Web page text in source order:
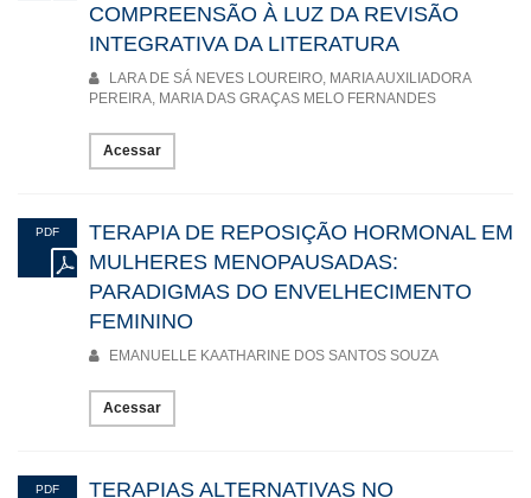
COMPREENSÃO À LUZ DA REVISÃO
INTEGRATIVA DA LITERATURA
LARA DE SÁ NEVES LOUREIRO, MARIA AUXILIADORA
PEREIRA, MARIA DAS GRAÇAS MELO FERNANDES
Acessar
PDF
TERAPIA DE REPOSIÇÃO HORMONAL EM
MULHERES MENOPAUSADAS:
PARADIGMAS DO ENVELHECIMENTO
FEMININO
EMANUELLE KAATHARINE DOS SANTOS SOUZA
Acessar
PDF
TERAPIAS ALTERNATIVAS NO